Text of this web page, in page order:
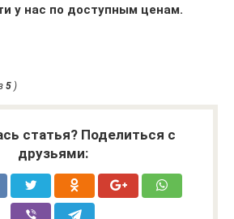
у нас по доступным ценам.
5 )
статья? Поделиться с
друзьями: